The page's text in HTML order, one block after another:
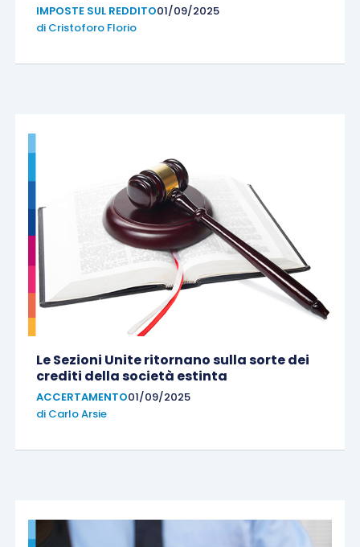
IMPOSTE SUL REDDITO01/09/2025
di Cristoforo Florio
Le Sezioni Unite ritornano sulla sorte dei
crediti della società estinta
ACCERTAMENTO01/09/2025
di Carlo Arsie